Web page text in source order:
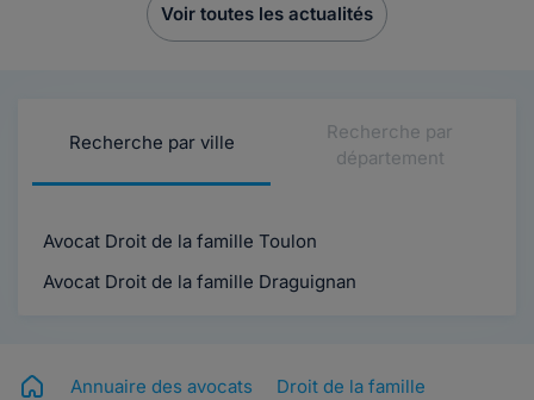
Voir toutes les actualités
Recherche par ville
Recherche par
département
Avocat Droit de la famille Toulon
Avocat Droit de la famille Draguignan
Annuaire des avocats
Droit de la famille